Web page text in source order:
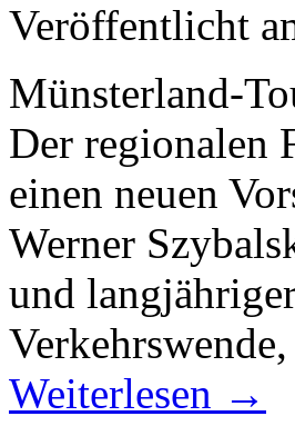
Veröffentlicht
Münsterland-
Der regionalen
einen neuen
Werner
und
Weiterlesen →